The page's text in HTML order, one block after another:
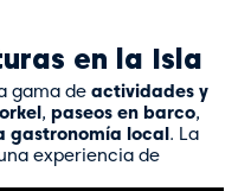
en la Isla
gama de actividades y
, paseos en barco,
gastronomía local. La
experiencia de